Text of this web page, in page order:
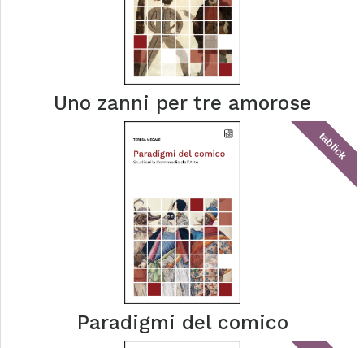
Uno zanni per tre amorose
tablick
Paradigmi del comico